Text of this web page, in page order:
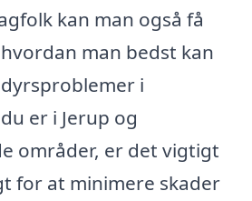
kan man også få
man bedst kan
i
er i Jerup og
områder, er det vigtigt
for at minimere skader